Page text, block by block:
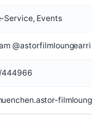
Service, Events
@astorfilmloungearri